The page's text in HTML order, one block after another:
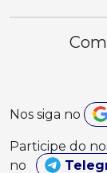
Nos siga no
Participe do
no